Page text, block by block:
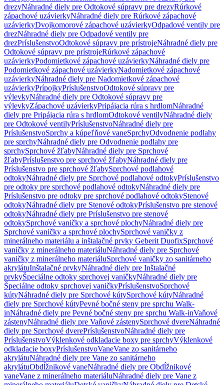
drezyNáhradné diely pre Odtokové súpravy pre drezyRúrkové
zápachové uzávierkyNáhradné diely pre Rúrkové zápachové
uzávierkyDvojkomorové zápachové uzávierkyOdpadové ventily pre
drezNáhradné diely pre Odpadové ventily pre
drezPríslušenstvoOdtokové súpravy pre prístrojeNáhradné diely pre
Odtokové súpravy pre prístrojeRúrkové zápachové
uzávierkyPodomietkové zápachové uzávierkyNáhradné diely pre
Podomietkové zápachové uzávierkyNadomietkové zápachové
uzávierkyNáhradné diely pre Nadomietkové zápachové
uzávierkyPrípojkyPríslušenstvoOdtokové súpravy pre
výlevkyNáhradné diely pre Odtokové súpravy pre
výlevkyZápachové uzávierkyPripájacia rúra s hrdlomNáhradné
diely pre Pripájacia rúra s hrdlomOdtokové ventilyNáhradné diely
pre Odtokové ventilyPríslušenstvoNáhradné diely pre
PríslušenstvoSprchy a kúpeľňové vaneSprchyOdvodnenie podlahy
pre sprchyNáhradné diely pre Odvodnenie podlahy pre
sprchySprchové žľabyNáhradné diely pre Sprchové
žľabyPríslušenstvo pre sprchové žľabyNáhradné diely pre
Príslušenstvo pre sprchové žľabySprchové podlahové
odtokyNáhradné diely pre Sprchové podlahové odtokyPríslušenstvo
pre odtoky pre sprchové podlahové odtokyNáhradné diely pre
Príslušenstvo pre odtoky pre sprchové podlahové odtokyStenové
odtokyNáhradné diely pre Stenové odtokyPríslušenstvo pre stenové
odtokyNáhradné diely pre Príslušenstvo pre stenové
odtokySprchové vaničky a sprchové plochyNáhradné diely pre
Sprchové vaničky a sprchové plochySprchové vaničky z
minerálneho materiálu a inštalačné prvky Geberit DuofixSprchové
vaničky z minerálneho materiáluNáhradné diely pre Sprchové
vaničky z minerálneho materiáluSprchové vaničky zo sanitárneho
akrylátuInštalačné prvkyNáhradné diely pre Inštalačné
prvkyŠpeciálne odtoky sprchovej vaničkyNáhradné diely pre
Špeciálne odtoky sprchovej vaničkyPríslušenstvoSprchové
kútyNáhradné diely pre Sprchové kútySprchové kútyNáhradné
diely pre Sprchové kútyPevné bočné steny pre sprchu Walk-
inNáhradné diely pre Pevné bočné steny pre sprchu Walk-inVaňové
zástenyNáhradné diely pre Vaňové zástenySprchové dvereNáhradné
diely pre Sprchové dverePríslušenstvoNáhradné diely pre
PríslušenstvoVýklenkové odkladacie boxy pre sprchyVýklenkové
odkladacie boxyPríslušenstvoVaneVane zo sanitárneho
akrylátuNáhradné diely pre Vane zo sanitárneho
akrylátuObdĺžnikové vaneNáhradné diely pre Obdĺžnikové
vaneVane z minerálneho materiáluNáhradné diely pre Vane z